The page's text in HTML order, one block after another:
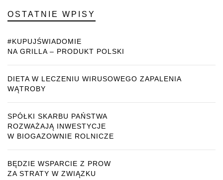
OSTATNIE WPISY
#KUPUJŚWIADOMIE
NA GRILLA – PRODUKT POLSKI
DIETA W LECZENIU WIRUSOWEGO ZAPALENIA
WĄTROBY
SPÓŁKI SKARBU PAŃSTWA
ROZWAŻAJĄ INWESTYCJE
W BIOGAZOWNIE ROLNICZE
BĘDZIE WSPARCIE Z PROW
ZA STRATY W ZWIĄZKU